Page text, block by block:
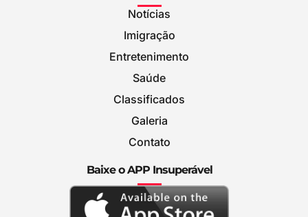
Notícias
Imigração
Entretenimento
Saúde
Classificados
Galeria
Contato
Baixe o APP Insuperável